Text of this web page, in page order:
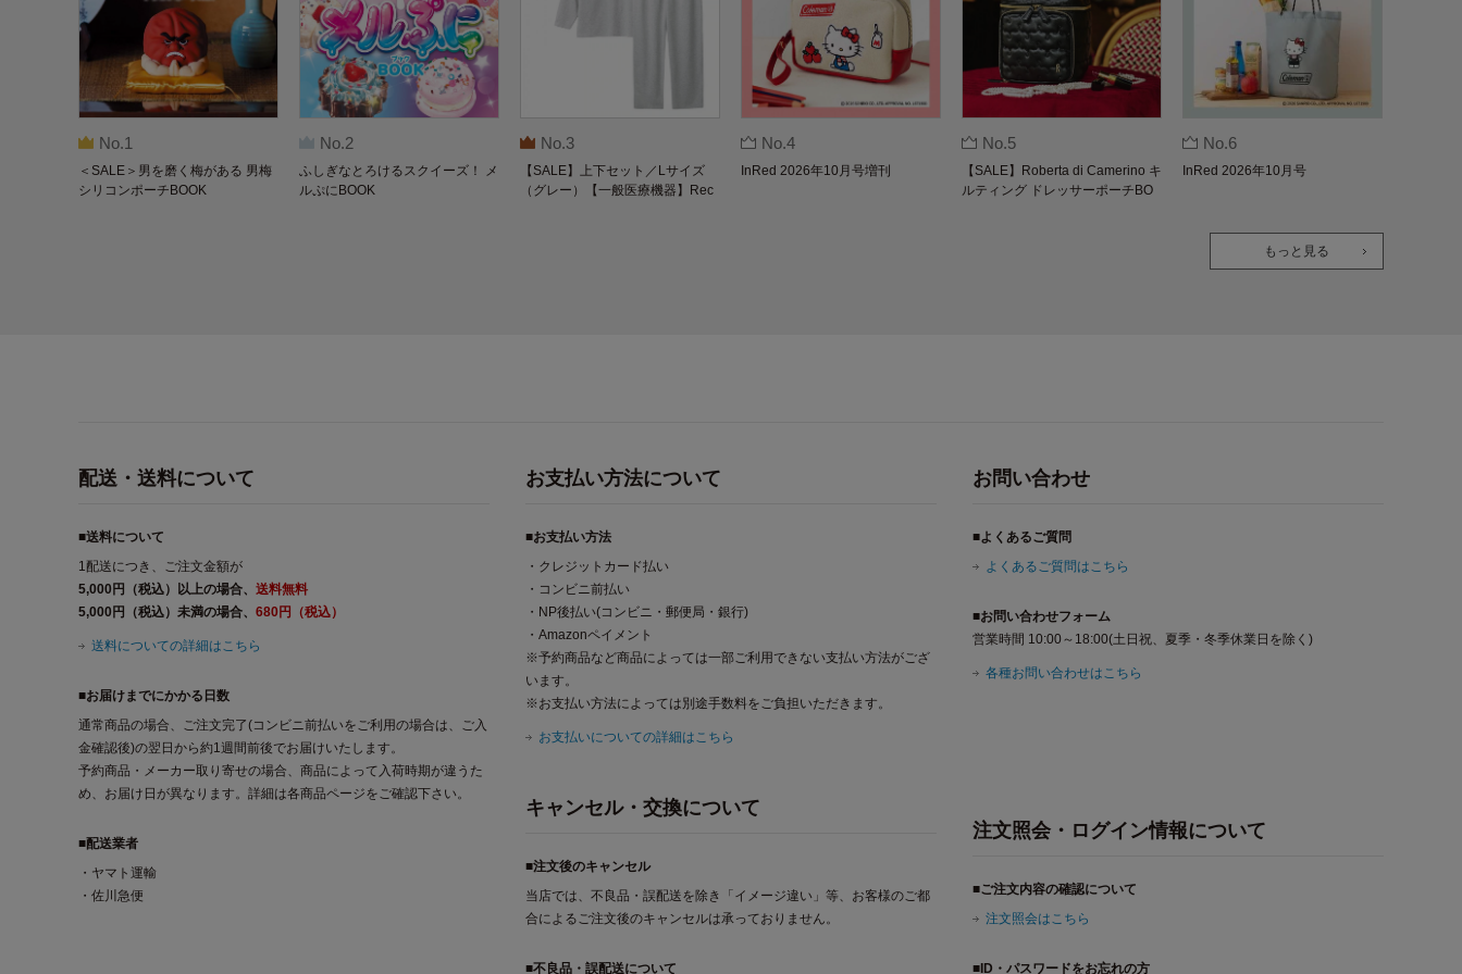
No.1
＜SALE＞男を磨く梅がある 男梅
シリコンポーチBOOK
No.2
ふしぎなとろけるスクイーズ！ メ
ルぷにBOOK
No.3
【SALE】上下セット／Lサイズ
（グレー）【一般医療機器】Rec
No.4
InRed 2026年10月号増刊
No.5
【SALE】Roberta di Camerino キ
ルティング ドレッサーポーチBO
No.6
InRed 2026年10月号
もっと見る
配送・送料について
■送料について
1配送につき、ご注文金額が
5,000円（税込）以上の場合、 送料無料
5,000円（税込）未満の場合、 680円（税込）
送料についての詳細はこちら
■お届けまでにかかる日数
通常商品の場合、ご注文完了(コンビニ前払いをご利用の場合は、ご入
金確認後)の翌日から約1週間前後でお届けいたします。
予約商品・メーカー取り寄せの場合、商品によって入荷時期が違うた
め、お届け日が異なります。詳細は各商品ページをご確認下さい。
■配送業者
・ヤマト運輸
・佐川急便
お支払い方法について
■お支払い方法
・クレジットカード払い
・コンビニ前払い
・NP後払い(コンビニ・郵便局・銀行)
・Amazonペイメント
※予約商品など商品によっては一部ご利用できない支払い方法がござ
います。
※お支払い方法によっては別途手数料をご負担いただきます。
お支払いについての詳細はこちら
キャンセル・交換について
■注文後のキャンセル
当店では、不良品・誤配送を除き「イメージ違い」等、お客様のご都
合によるご注文後のキャンセルは承っておりません。
■不良品・誤配送について
お問い合わせ
■よくあるご質問
よくあるご質問はこちら
■お問い合わせフォーム
営業時間 10:00～18:00(土日祝、夏季・冬季休業日を除く)
各種お問い合わせはこちら
注文照会・ログイン情報について
■ご注文内容の確認について
注文照会はこちら
■ID・パスワードをお忘れの方